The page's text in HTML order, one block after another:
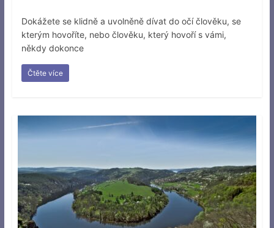
Dokážete se klidně a uvolněně dívat do očí člověku, se
kterým hovoříte, nebo člověku, který hovoří s vámi,
někdy dokonce
Čtěte více